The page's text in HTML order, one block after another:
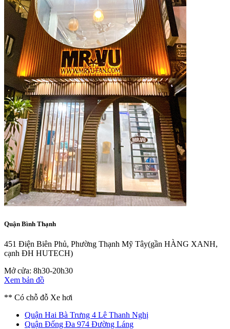
Quận Bình Thạnh
451 Điện Biên Phủ, Phường Thạnh Mỹ Tây(gần HÀNG XANH,
cạnh ĐH HUTECH)
Mở cửa: 8h30-20h30
Xem bản đồ
** Có chỗ đỗ Xe hơi
Quận Hai Bà Trưng 4 Lê Thanh Nghị
Quận Đống Đa 974 Đường Láng